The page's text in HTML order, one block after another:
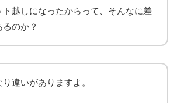
ト越しになったからって、そんなに差
るのか？
り違いがありますよ。